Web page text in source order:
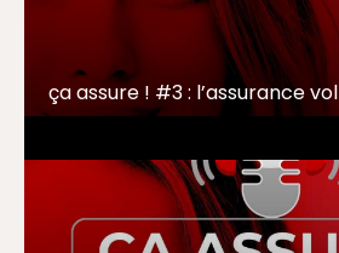
ça assure ! #3 : l’assurance vol